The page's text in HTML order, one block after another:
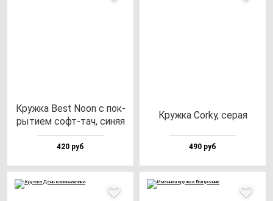
Круж­ка Best Noon с пок­
ры­ти­ем софт-тач, си­няя
420 руб
Круж­ка Corky, се­рая
490 руб